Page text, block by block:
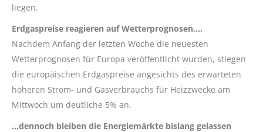
liegen.
Erdgaspreise reagieren auf Wetterprognosen,…
Nachdem Anfang der letzten Woche die neuesten
Wetterprognosen für Europa veröffentlicht wurden, stiegen
die europäischen Erdgaspreise angesichts des erwarteten
höheren Strom- und Gasverbrauchs für Heizzwecke am
Mittwoch um deutliche 5% an.
…dennoch bleiben die Energiemärkte bislang gelassen